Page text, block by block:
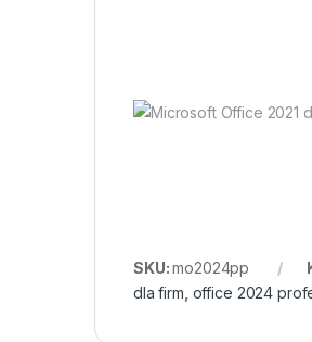
SKU:mo2024pp
dla firm office 2024